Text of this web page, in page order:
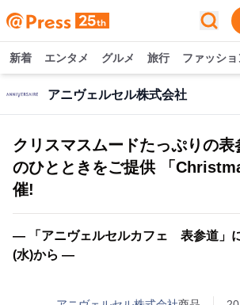
新着 エンタメ グルメ 旅行 ファッシ
アニヴェルセル株式会社
クリスマスムードたっぷりの表
のひとときをご提供 「
催!
― 「アニヴェルセルカフェ 表参道」
(水)から ―